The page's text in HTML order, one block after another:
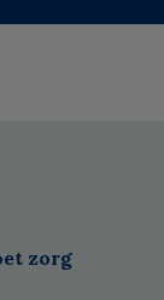
zorg